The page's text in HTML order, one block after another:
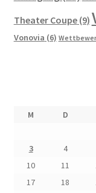
Theater Coupe(9)
Vonovia (6)
M D
3
4
10
11
17
18